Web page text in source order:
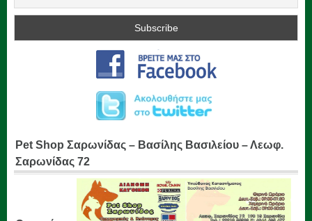
Pet Shop Σαρωνίδας – Βασίλης Βασιλείου – Λεωφ.
Σαρωνίδας 72